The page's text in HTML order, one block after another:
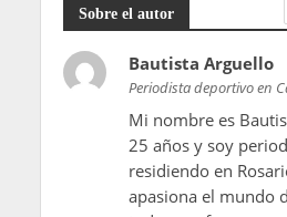
Sobre el autor
Bautista Arguello
Periodista deportivo en
Mi nombre es
25 años y soy
residiendo en
apasiona el mundo